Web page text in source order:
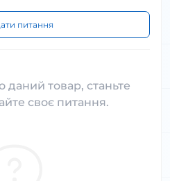
питання
даний товар, станьте
своє питання.